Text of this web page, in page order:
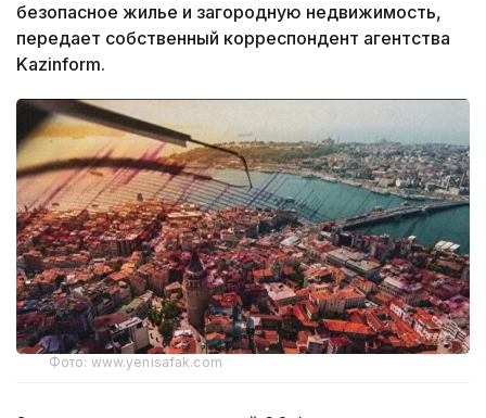
безопасное жилье и загородную недвижимость,
передает собственный корреспондент агентства
Kazinform.
Фото: www.yenisafak.com